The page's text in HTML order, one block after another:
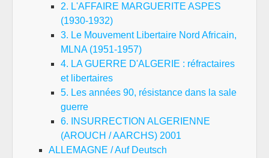
2. L'AFFAIRE MARGUERITE ASPES
(1930-1932)
3. Le Mouvement Libertaire Nord Africain,
MLNA (1951-1957)
4. LA GUERRE D'ALGERIE : réfractaires
et libertaires
5. Les années 90, résistance dans la sale
guerre
6. INSURRECTION ALGERIENNE
(AROUCH / AARCHS) 2001
ALLEMAGNE / Auf Deutsch